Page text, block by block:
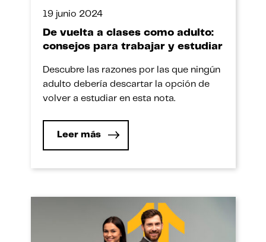
19 junio 2024
De vuelta a clases como adulto:
consejos para trabajar y estudiar
Descubre las razones por las que ningún
adulto debería descartar la opción de
volver a estudiar en esta nota.
Leer más